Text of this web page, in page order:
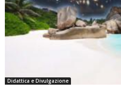
Didattica e Divulgazione